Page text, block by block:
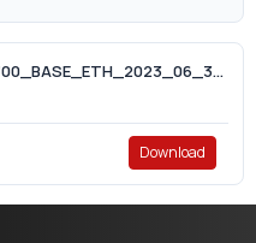
8_12757_Datasheet_VL_700_BASE_ETH_2023_06_30.pdf
Download